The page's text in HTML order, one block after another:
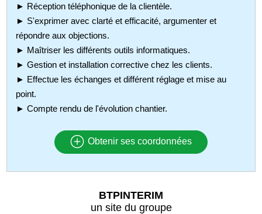
► Réception téléphonique de la clientèle.
► S'exprimer avec clarté et efficacité, argumenter et
répondre aux objections.
► Maîtriser les différents outils informatiques.
► Gestion et installation corrective chez les clients.
► Effectue les échanges et différent réglage et mise au
point.
► Compte rendu de l'évolution chantier.
Obtenir ses coordonnées
BTPINTERIM
un site du groupe